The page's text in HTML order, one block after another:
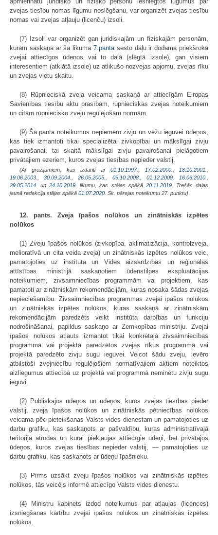
zvejas tiesību nomas līgumu noslēgšanu, var organizēt zvejas tiesību
nomas vai zvejas atļauju (licenču) izsoli.
(7) Izsoli var organizēt gan juridiskajām un fiziskajām personām,
kurām saskaņā ar šā likuma 7.panta sesto daļu ir dodama priekšroka
zvejai attiecīgos ūdeņos vai to daļā (slēgtā izsole), gan visiem
interesentiem (atklātā izsole) uz atlikušo nozvejas apjomu, zvejas rīku
un zvejas vietu skaitu.
(8) Rūpnieciskā zveja veicama saskaņā ar attiecīgām Eiropas
Savienības tiesību aktu prasībām, rūpnieciskās zvejas noteikumiem
un citām rūpniecisko zveju regulējošām normām.
(9) Šā panta noteikumus nepiemēro zivju un vēžu ieguvei ūdeņos,
kas tiek izmantoti tikai specializētai zivkopībai un mākslīgai zivju
pavairošanai, tai skaitā mākslīgai zivju pavairošanai pielāgotiem
privātajiem ezeriem, kuros zvejas tiesības nepieder valstij.
(Ar grozījumiem, kas izdarīti ar01.10.1997. 17.02.2000. 18.10.2001.
19.06.2003.
,30.09.2004. ,26.05.2005. 09.10.2008. 01.12.2009. 16.06.2010.
29.05.2014.
un24.10.2019 . likumu, kas stājas spēkā 20.11.2019.
Trešās daļas
jaunā redakcija stājas spēkā 01.07.2020. Sk. pārejas noteikumu 27. punktu)
12. pants. Zveja īpašos nolūkos un zinātniskās izpētes
nolūkos
(1) Zveju īpašos nolūkos (zivkopība, aklimatizācija, kontrolzveja,
melioratīvā un cita veida zveja) un zinātniskās izpētes nolūkos veic,
pamatojoties uz institūtā un Vides aizsardzības un reģionālās
attīstības ministrijā saskaņotiem ūdenstilpes ekspluatācijas
noteikumiem, zivsaimniecības programmām vai projektiem, kas
pamatoti ar zinātniskām rekomendācijām, kuras nosaka šādas zvejas
nepieciešamību. Zivsaimniecības programmas zvejai īpašos nolūkos
un zinātniskās izpētes nolūkos, kuras saskaņā ar zinātniskām
rekomendācijām paredzēts veikt institūta darbības un funkciju
nodrošināšanai, papildus saskaņo ar Zemkopības ministriju. Zvejai
īpašos nolūkos atļauts izmantot tikai konkrētajā zivsaimniecības
programmā vai projektā paredzētos zvejas rīkus programmā vai
projektā paredzēto zivju sugu ieguvei. Veicot šādu zveju, ievēro
atbilstoši zvejniecību regulējošiem normatīvajiem aktiem noteiktos
aizliegumus attiecībā uz projektā vai programmā neminētu zivju sugu
ieguvi.
(2) Publiskajos ūdeņos un ūdeņos, kuros zvejas tiesības pieder
valstij, zveja īpašos nolūkos un zinātniskās pētniecības nolūkos
veicama pēc pieteikšanas Valsts vides dienestam un pamatojoties uz
darbu grafiku, kas saskaņots ar pašvaldību, kuras administratīvajā
teritorijā atrodas un kurai piekļaujas attiecīgie ūdeņi, bet privātajos
ūdeņos, kuros zvejas tiesības nepieder valstij, — pamatojoties uz
darbu grafiku, kas saskaņots ar ūdeņu īpašnieku.
(3) Pirms uzsākt zveju īpašos nolūkos vai zinātniskās izpētes
nolūkos, tās veicējs informē attiecīgo Valsts vides dienestu.
(4) Ministru kabinets izdod noteikumus par atļaujas (licences)
izsniegšanas kārtību zvejai īpašos nolūkos un zinātniskās izpētes
nolūkos.